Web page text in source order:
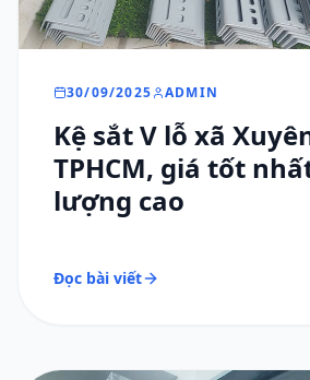
30/09/2025 ADMIN
Kệ sắt V lỗ xã
TPHCM, giá tốt
lượng cao
Đọc bài viết